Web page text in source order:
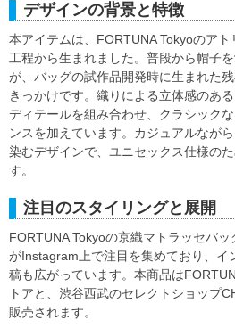
デザインの背景と特徴
本アイテムは、FORTUNA Tokyoのア
工程から生まれました。普段から帽子
が、バッグの試作品開発時に生まれた
きっかけです。織りによる立体感のあ
ディテールを組み合わせ、クラシック
ンスを加えています。カジュアルなが
染むデザインで、ユニセックス仕様の
す。
注目のスタイリングと展開
FORTUNA Tokyoの京織マトラッセバ
がInstagram上で注目を集めており、イ
稿も広がっています。本商品は
トアと、渋谷西武のセレクトショップ
販売されます。